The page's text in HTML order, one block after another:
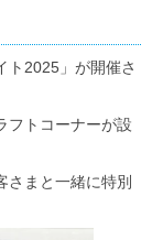
ト2025」が開催さ
フトコーナーが設
さまと一緒に特別